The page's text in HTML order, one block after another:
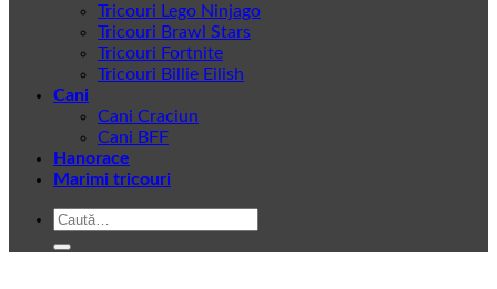
Tricouri Lego Ninjago
Tricouri Brawl Stars
Tricouri Fortnite
Tricouri Billie Eilish
Cani
Cani Craciun
Cani BFF
Hanorace
Marimi tricouri
Caută